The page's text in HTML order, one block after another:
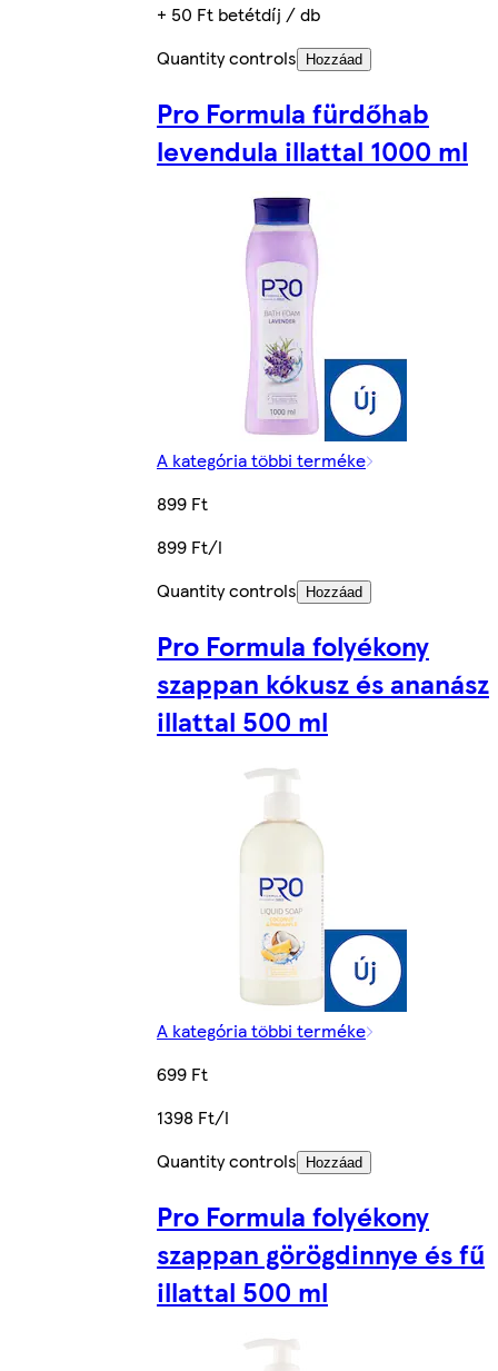
+ 50 Ft betétdíj / db
Quantity controls
Hozzáad
Pro Formula fürdőhab
levendula illattal 1000 ml
A kategória többi terméke
899 Ft
899 Ft/l
Quantity controls
Hozzáad
Pro Formula folyékony
szappan kókusz és ananász
illattal 500 ml
A kategória többi terméke
699 Ft
1398 Ft/l
Quantity controls
Hozzáad
Pro Formula folyékony
szappan görögdinnye és fű
illattal 500 ml